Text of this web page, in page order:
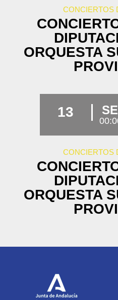
CONCIERTOS
ORQUESTA
13
CONCIERTOS
ORQUESTA